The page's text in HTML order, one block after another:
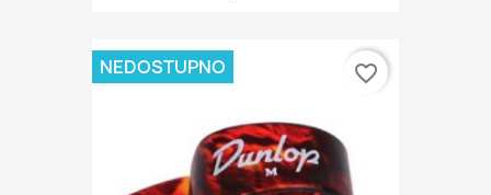
NEDOSTUPNO favorite_border